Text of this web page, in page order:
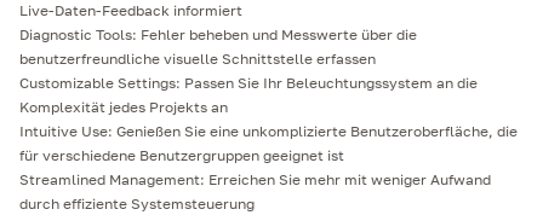
Ihrer All-in-One-Lösung für präzises, flexibles und einfaches Management
komplexer Beleuchtungssysteme. Entfesseln Sie das Potenzial Ihrer
Beleuchtungsinfrastruktur mit diesem technologischen Wunder
Live-Daten-Feedback informiert
Diagnostic Tools: Fehler beheben und Messwerte über die
benutzerfreundliche visuelle Schnittstelle erfassen
Customizable Settings: Passen Sie Ihr Beleuchtungssystem an die
Komplexität jedes Projekts an
Intuitive Use: Genießen Sie eine unkomplizierte Benutzeroberfläche, die
für verschiedene Benutzergruppen geeignet ist
Streamlined Management: Erreichen Sie mehr mit weniger Aufwand
durch effiziente Systemsteuerung